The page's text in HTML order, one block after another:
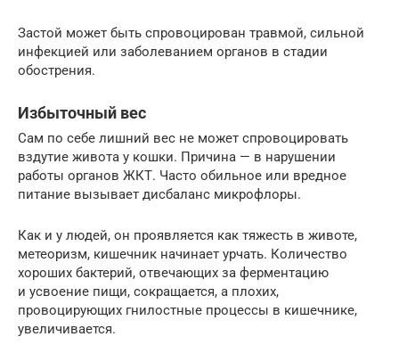
Застой может быть спровоцирован травмой, сильной
инфекцией или заболеванием органов в стадии
обострения.
Избыточный вес
Сам по себе лишний вес не может спровоцировать
вздутие живота у кошки. Причина — в нарушении
работы органов ЖКТ. Часто обильное или вредное
питание вызывает дисбаланс микрофлоры.
Как и у людей, он проявляется как тяжесть в животе,
метеоризм, кишечник начинает урчать. Количество
хороших бактерий, отвечающих за ферментацию
и усвоение пищи, сокращается, а плохих,
провоцирующих гнилостные процессы в кишечнике,
увеличивается.